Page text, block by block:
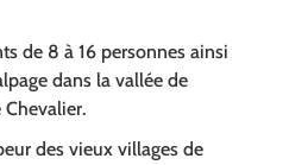
de 8 à 16 personnes ainsi
dans la vallée de
Chevalier.
des vieux villages de